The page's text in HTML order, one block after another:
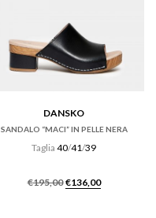
DANSKO
SANDALO “MACI” IN PELLE NERA
Taglia 40/41/39
€195,00 Il
€136,00Il